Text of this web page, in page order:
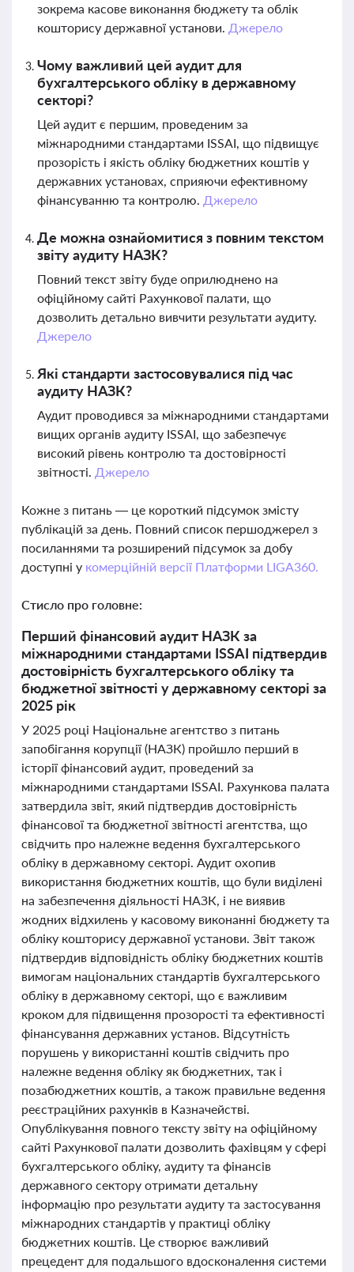
зокрема касове виконання бюджету та облік
кошторису державної установи. Джерело
Чому важливий цей аудит для
бухгалтерського обліку в державному
секторі?
Цей аудит є першим, проведеним за
міжнародними стандартами ISSAI, що підвищує
прозорість і якість обліку бюджетних коштів у
державних установах, сприяючи ефективному
фінансуванню та контролю. Джерело
Де можна ознайомитися з повним текстом
звіту аудиту НАЗК?
Повний текст звіту буде оприлюднено на
офіційному сайті Рахункової палати, що
дозволить детально вивчити результати аудиту.
Джерело
Які стандарти застосовувалися під час
аудиту НАЗК?
Аудит проводився за міжнародними стандартами
вищих органів аудиту ISSAI, що забезпечує
високий рівень контролю та достовірності
звітності. Джерело
Кожне з питань — це короткий підсумок змісту
публікацій за день. Повний список першоджерел з
посиланнями та розширений підсумок за добу
доступні у комерційній версії Платформи LIGA360.
Стисло про головне:
Перший фінансовий аудит НАЗК за
міжнародними стандартами ISSAI підтвердив
достовірність бухгалтерського обліку та
бюджетної звітності у державному секторі за
2025 рік
У 2025 році Національне агентство з питань
запобігання корупції (НАЗК) пройшло перший в
історії фінансовий аудит, проведений за
міжнародними стандартами ISSAI. Рахункова палата
затвердила звіт, який підтвердив достовірність
фінансової та бюджетної звітності агентства, що
свідчить про належне ведення бухгалтерського
обліку в державному секторі. Аудит охопив
використання бюджетних коштів, що були виділені
на забезпечення діяльності НАЗК, і не виявив
жодних відхилень у касовому виконанні бюджету та
обліку кошторису державної установи. Звіт також
підтвердив відповідність обліку бюджетних коштів
вимогам національних стандартів бухгалтерського
обліку в державному секторі, що є важливим
кроком для підвищення прозорості та ефективності
фінансування державних установ. Відсутність
порушень у використанні коштів свідчить про
належне ведення обліку як бюджетних, так і
позабюджетних коштів, а також правильне ведення
реєстраційних рахунків в Казначействі.
Опублікування повного тексту звіту на офіційному
сайті Рахункової палати дозволить фахівцям у сфері
бухгалтерського обліку, аудиту та фінансів
державного сектору отримати детальну
інформацію про результати аудиту та застосування
міжнародних стандартів у практиці обліку
бюджетних коштів. Це створює важливий
прецедент для подальшого вдосконалення системи